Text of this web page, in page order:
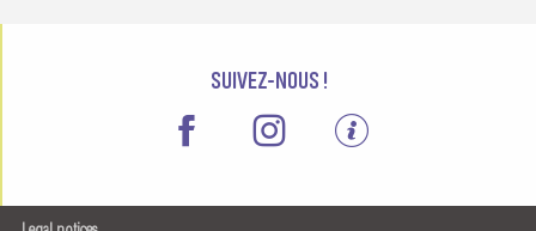
SUIVEZ-NOUS !